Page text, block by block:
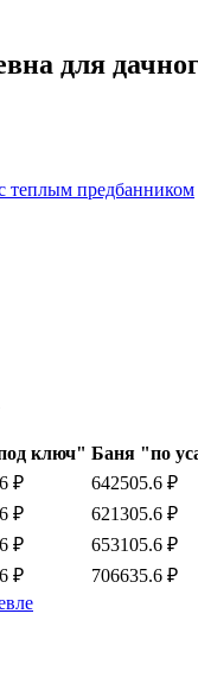
для
теплым предбанником
ключ" Баня "по
₽
642505.6 ₽
₽
621305.6 ₽
₽
653105.6 ₽
₽ 706635.6 ₽